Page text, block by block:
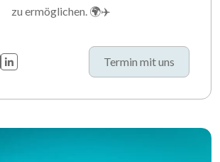
zu ermöglichen. 🌍✈️
Termin mit uns